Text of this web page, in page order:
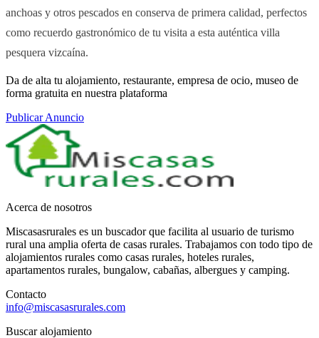
anchoas y otros pescados en conserva de primera calidad, perfectos
como recuerdo gastronómico de tu visita a esta auténtica villa
pesquera vizcaína.
Da de alta tu alojamiento, restaurante, empresa de ocio, museo de
forma gratuita en nuestra plataforma
Publicar Anuncio
Acerca de nosotros
Miscasasrurales es un buscador que facilita al usuario de turismo
rural una amplia oferta de casas rurales. Trabajamos con todo tipo de
alojamientos rurales como casas rurales, hoteles rurales,
apartamentos rurales, bungalow, cabañas, albergues y camping.
Contacto
info@miscasasrurales.com
Buscar alojamiento